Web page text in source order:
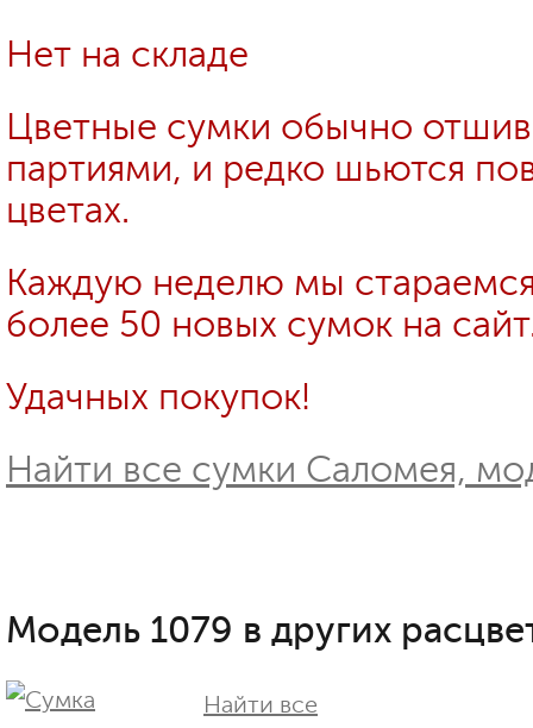
Нет на складе
Цветные сумки обычно
партиями, и редко шьются
цветах.
Каждую неделю мы
более 50 новых сумок на
Удачных покупок!
Найти все сумки Саломея,
Модель 1079 в других
Найти все